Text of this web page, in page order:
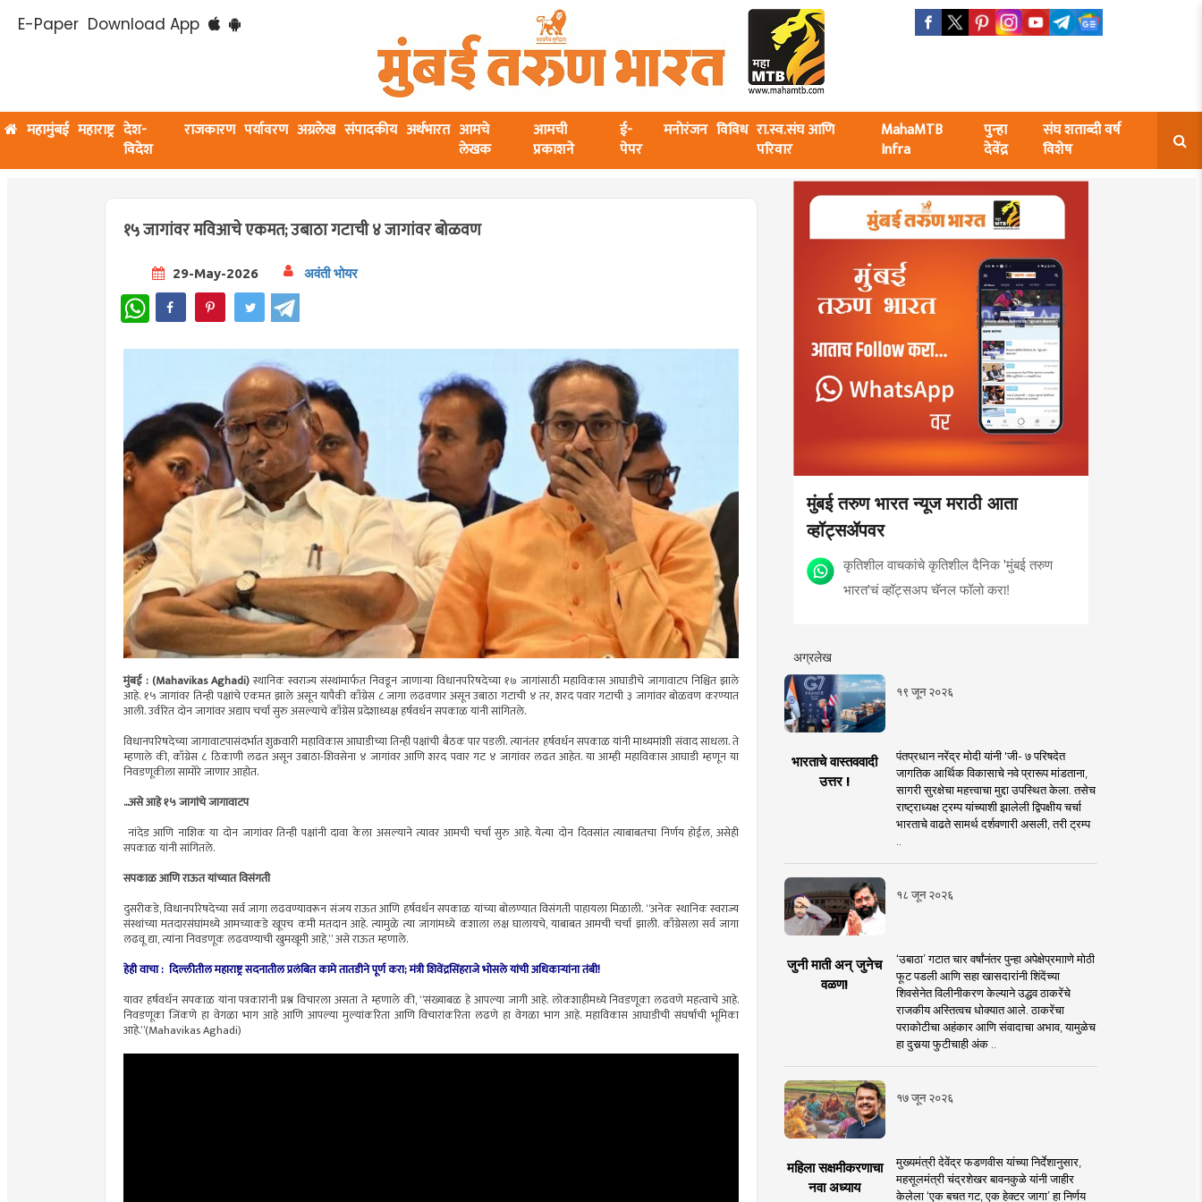
E-Paper Download App
महामुंबई महाराष्ट्र देश-
विदेश
राजकारण पर्यावरण अग्रलेख संपादकीय अर्थभारत आमचे
लेखक
आमची
प्रकाशने
ई-
पेपर
मनोरंजन विविध रा.स्व.संघ आणि
परिवार
MahaMTB
Infra
पुन्हा
देवेंद्र
संघ शताब्दी वर्ष
विशेष
१५ जागांवर मविआचे एकमत; उबाठा गटाची ४ जागांवर बोळवण
29-May-2026 अवंती भोयर
WhatsApp
मुंबई : (Mahavikas Aghadi)स्थानिक स्वराज्य संस्थांमार्फत निवडून जाणाऱ्या विधानपरिषदेच्या १७ जागांसाठी महाविकास आघाडीचे जागावाटप निश्चित झाले
आहे. १५ जागांवर तिन्ही पक्षांचे एकमत झाले असून यापैकी काँग्रेस ८ जागा लढवणार असून उबाठा गटाची ४ तर, शरद पवार गटाची ३ जागांवर बोळवण करण्यात
आली. उर्वरित दोन जागांवर अद्याप चर्चा सुरु असल्याचे काँग्रेस प्रदेशाध्यक्ष हर्षवर्धन सपकाळ यांनी सांगितले.
विधानपरिषदेच्या जागावाटपासंदर्भात शुक्रवारी महाविकास आघाडीच्या तिन्ही पक्षांची बैठक पार पडली. त्यानंतर हर्षवर्धन सपकाळ यांनी माध्यमांशी संवाद साधला. ते
म्हणाले की, काँग्रेस ८ ठिकाणी लढत असून उबाठा-शिवसेना ४ जागांवर आणि शरद पवार गट ४ जागांवर लढत आहेत. या आम्ही महाविकास आघाडी म्हणून या
निवडणूकीला सामोरे जाणार आहोत.
...असे आहे १५ जागांचे जागावाटप
नांदेड आणि नाशिक या दोन जागांवर तिन्ही पक्षांनी दावा केला असल्याने त्यावर आमची चर्चा सुरु आहे. येत्या दोन दिवसांत त्याबाबतचा निर्णय होईल, असेही
सपकाळ यांनी सांगितले.
सपकाळ आणि राऊत यांच्यात विसंगती
दुसरीकडे, विधानपरिषदेच्या सर्व जागा लढवण्यावरून संजय राऊत आणि हर्षवर्धन सपकाळ यांच्या बोलण्यात विसंगती पाहायला मिळाली. “अनेक स्थानिक स्वराज्य
संस्थांच्या मतदारसंघांमध्ये आमच्याकडे खूपच कमी मतदान आहे. त्यामुळे त्या जागांमध्ये कशाला लक्ष घालायचे, याबाबत आमची चर्चा झाली. काँग्रेसला सर्व जागा
लढवू द्या, त्यांना निवडणूक लढवण्याची खुमखूमी आहे,” असे राऊत म्हणाले.
हेही वाचा : दिल्लीतील महाराष्ट्र सदनातील प्रलंबित कामे तातडीने पूर्ण करा; मंत्री शिवेंद्रसिंहराजे भोसले यांची अधिकाऱ्यांना तंबी!
यावर हर्षवर्धन सपकाळ यांना पत्रकारांनी प्रश्न विचारला असता ते म्हणाले की, “संख्याबळ हे आपल्या जागी आहे. लोकशाहीमध्ये निवडणूका लढवणे महत्वाचे आहे.
निवडणूका जिंकणे हा वेगळा भाग आहे आणि आपल्या मुल्यांकरिता आणि विचारांकरिता लढणे हा वेगळा भाग आहे. महाविकास आघाडीची संघर्षाची भूमिका
आहे.”(Mahavikas Aghadi)
मुंबई तरुण भारत न्यूज मराठी आता
व्हॉट्सॲपवर
कृतिशील वाचकांचे कृतिशील दैनिक 'मुंबई तरुण
भारत'चं व्हॉट्सअप चॅनल फॉलो करा!
अग्रलेख
१९ जून २०२६
भारताचे वास्तववादी
उत्तर !
पंतप्रधान नरेंद्र मोदी यांनी 'जी- ७ परिषदेत
जागतिक आर्थिक विकासाचे नवे प्रारूप मांडताना,
सागरी सुरक्षेचा महत्त्वाचा मुद्दा उपस्थित केला. तसेच
राष्ट्राध्यक्ष ट्रम्प यांच्याशी झालेली द्विपक्षीय चर्चा
भारताचे वाढते सामर्थ दर्शवणारी असली, तरी ट्रम्प
१८ जून २०२६
जुनी माती अन् जुनेच
वळण!
‘उबाठा’ गटात चार वर्षांनंतर पुन्हा अपेक्षेप्रमााणे मोठी
फूट पडली आणि सहा खासदारांनी शिंदेंच्या
शिवसेनेत विलीनीकरण केल्याने उद्धव ठाकरेंचे
राजकीय अस्तित्वच धोक्यात आले. ठाकरेंचा
पराकोटीचा अहंकार आणि संवादाचा अभाव, यामुळेच
हा दुसर्‍या फुटीचाही अंक ..
१७ जून २०२६
महिला सक्षमीकरणाचा
नवा अध्याय
मुख्यमंत्री देवेंद्र फडणवीस यांच्या निर्देशानुसार,
महसूलमंत्री चंद्रशेखर बावनकुळे यांनी जाहीर
केलेला ‘एक बचत गट, एक हेक्टर जागा’ हा निर्णय